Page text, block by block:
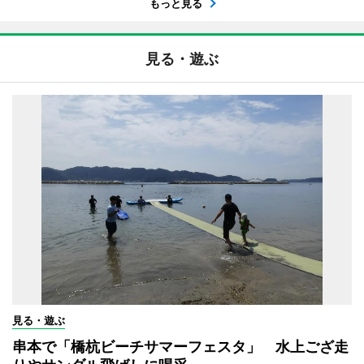
もっと見る
見る・遊ぶ
見る・遊ぶ
串本で「橋杭ビーチサマーフェスタ」 水上ござ走